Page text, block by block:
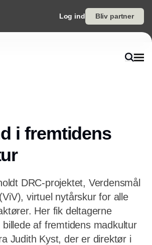
Log ind Bliv partner
i fremtidens
DRC-projektet, Verdensmål
virtuel nytårskur for alle
Her fik deltagerne
af fremtidens madkultur
Judith Kyst, der er direktør i